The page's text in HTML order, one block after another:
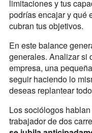
limitaciones y tus
podrías encajar y qué
cubran tus objetivos.
En este balance
generales. Analizar si
empresa, una
seguir haciendo lo
deseas replantear
Los sociólogos
trabajador de dos